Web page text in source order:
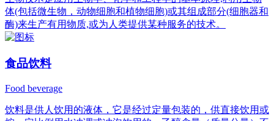
体(包括微生物，动物细胞和植物细胞)或其组成部分(细胞器和
酶)来生产有用物质,或为人类提供某种服务的技术。
食品饮料
Food beverage
饮料是供人饮用的液体，它是经过定量包装的，供直接饮用或